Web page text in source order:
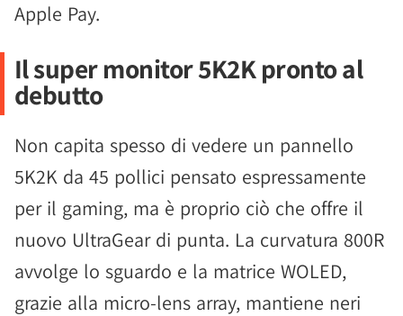
Apple Pay.
Il super monitor 5K2K pronto al
debutto
Non capita spesso di vedere un pannello
5K2K da 45 pollici pensato espressamente
per il gaming, ma è proprio ciò che offre il
nuovo UltraGear di punta. La curvatura 800R
avvolge lo sguardo e la matrice WOLED,
grazie alla micro-lens array, mantiene neri